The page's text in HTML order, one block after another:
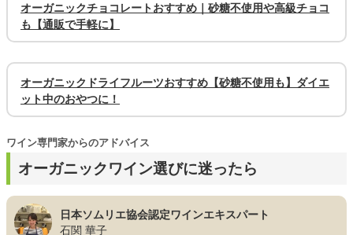
オーガニックチョコレートおすすめ｜砂糖不使用や高級チョコ
も【通販で手軽に】
オーガニックドライフルーツおすすめ【砂糖不使用も】ダイエ
ット中のおやつに！
オーガニックワイン選びに迷ったら
ワイン専門家からのアドバイス
日本ソムリエ協会認定ワインエキスパート
石関 華子